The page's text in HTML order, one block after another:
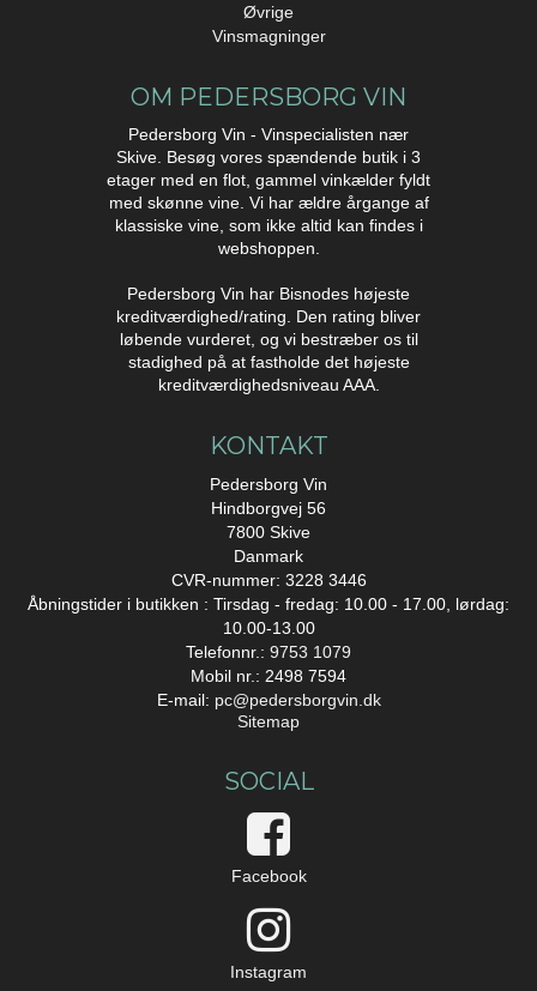
Øvrige
Vinsmagninger
OM PEDERSBORG VIN
Pedersborg Vin - Vinspecialisten nær
Skive. Besøg vores spændende butik i 3
etager med en flot, gammel vinkælder fyldt
med skønne vine. Vi har ældre årgange af
klassiske vine, som ikke altid kan findes i
webshoppen.
Pedersborg Vin har Bisnodes højeste
kreditværdighed/rating. Den rating bliver
løbende vurderet, og vi bestræber os til
stadighed på at fastholde det højeste
kreditværdighedsniveau AAA.
KONTAKT
Pedersborg Vin
Hindborgvej 56
7800 Skive
Danmark
CVR-nummer: 3228 3446
Åbningstider i butikken : Tirsdag - fredag: 10.00 - 17.00, lørdag:
10.00-13.00
Telefonnr.: 9753 1079
Mobil nr.: 2498 7594
E-mail: pc@pedersborgvin.dk
Sitemap
SOCIAL
Facebook
Instagram